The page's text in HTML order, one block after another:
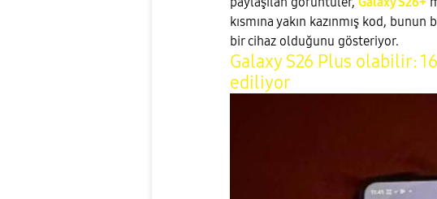
kısmına yakın kazınmış kod,
bir cihaz olduğunu gösteriyor.
Galaxy S26 Plus olabilir:
ediliyor